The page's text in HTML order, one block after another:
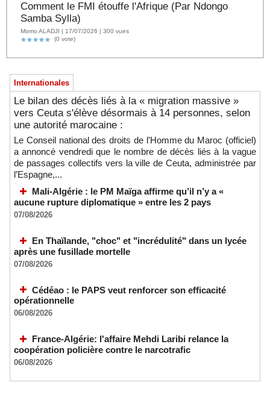
Comment le FMI étouffe l'Afrique (Par Ndongo
Samba Sylla)
Momo ALADJI | 17/07/2026 | 300 vues
(0 vote)
Internationales
Le bilan des décès liés à la « migration massive »
vers Ceuta s'élève désormais à 14 personnes, selon
une autorité marocaine :
Le Conseil national des droits de l’Homme du Maroc (officiel)
a annoncé vendredi que le nombre de décès liés à la vague
de passages collectifs vers la ville de Ceuta, administrée par
l’Espagne,...
Mali-Algérie : le PM Maïga affirme qu’il n’y a «
aucune rupture diplomatique » entre les 2 pays
07/08/2026
En Thaïlande, "choc" et "incrédulité" dans un lycée
après une fusillade mortelle
07/08/2026
Cédéao : le PAPS veut renforcer son efficacité
opérationnelle
06/08/2026
France-Algérie: l'affaire Mehdi Laribi relance la
coopération policière contre le narcotrafic
06/08/2026